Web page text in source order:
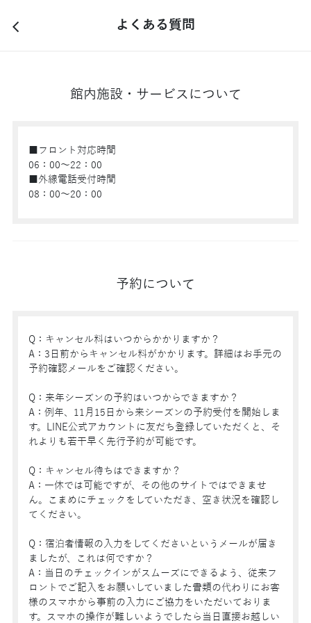
arrow_back_ios よくある質問
館内施設・サービスについて
■フロント対応時間
06：00～22：00
■外線電話受付時間
08：00～20：00
予約について
Q：キャンセル料はいつからかかりますか？
A：3日前からキャンセル料がかかります。詳細はお手元の
予約確認メールをご確認ください。
Q：来年シーズンの予約はいつからできますか？
A：例年、11月15日から来シーズンの予約受付を開始しま
す。LINE公式アカウントに友だち登録していただくと、そ
れよりも若干早く先行予約が可能です。
Q：キャンセル待ちはできますか？
A：一休では可能ですが、その他のサイトではできませ
ん。こまめにチェックをしていただき、空き状況を確認し
てください。
Q：宿泊者情報の入力をしてくださいというメールが届き
ましたが、これは何ですか？
A：当日のチェックインがスムーズにできるよう、従来フ
ロントでご記入をお願いしていました書類の代わりにお客
様のスマホから事前の入力にご協力をいただいておりま
す。スマホの操作が難しいようでしたら当日直接お越しい